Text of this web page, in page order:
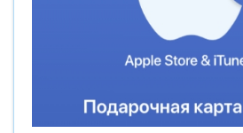
«БАНК ГЛОБЭКС»
«СОВКОМБАНК»